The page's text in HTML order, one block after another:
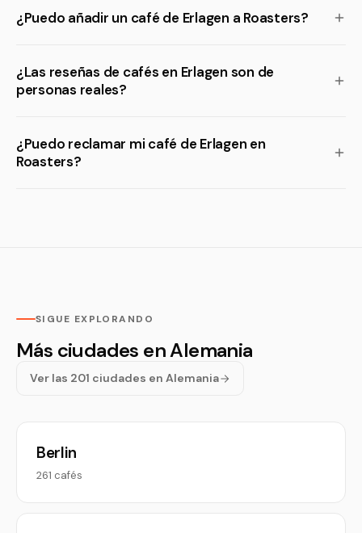
¿Puedo añadir un café de Erlagen a Roasters?
¿Las reseñas de cafés en Erlagen son de
personas reales?
¿Puedo reclamar mi café de Erlagen en
Roasters?
SIGUE EXPLORANDO
Más ciudades en Alemania
Ver las 201 ciudades en Alemania
Berlin
261 cafés